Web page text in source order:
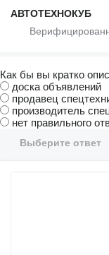
АВТОТЕХНОКУБ
Как бы вы кратко
доска объявлений
продавец
производитель
нет правильного
Выберите ответ